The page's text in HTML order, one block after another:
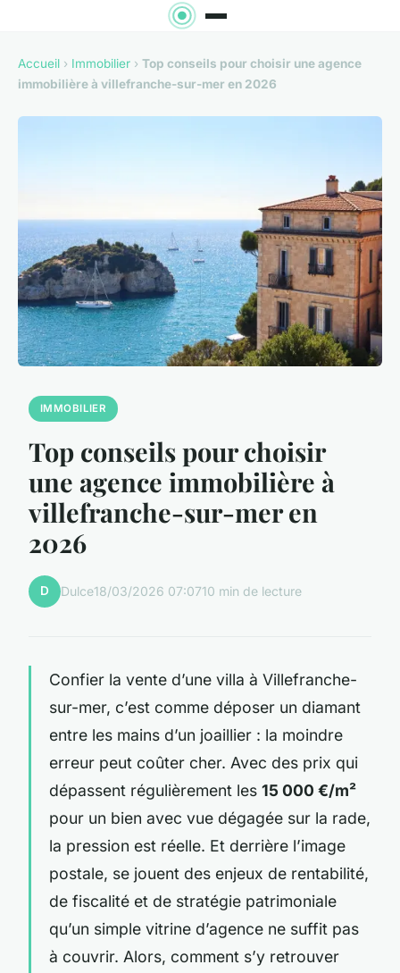
Accueil › Immobilier › Top conseils pour choisir une agence
immobilière à villefranche-sur-mer en 2026
IMMOBILIER
Top conseils pour choisir
une agence immobilière à
villefranche-sur-mer en
2026
D Dulce18/03/2026 07:0710 min de lecture
Confier la vente d’une villa à Villefranche-
sur-mer, c’est comme déposer un diamant
entre les mains d’un joaillier : la moindre
erreur peut coûter cher. Avec des prix qui
dépassent régulièrement les 15 000 €/m²
pour un bien avec vue dégagée sur la rade,
la pression est réelle. Et derrière l’image
postale, se jouent des enjeux de rentabilité,
de fiscalité et de stratégie patrimoniale
qu’un simple vitrine d’agence ne suffit pas
à couvrir. Alors, comment s’y retrouver